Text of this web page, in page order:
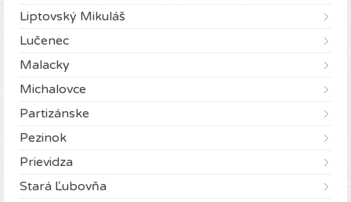
Liptovský Mikuláš
Lučenec
Malacky
Michalovce
Partizánske
Pezinok
Prievidza
Stará Ľubovňa